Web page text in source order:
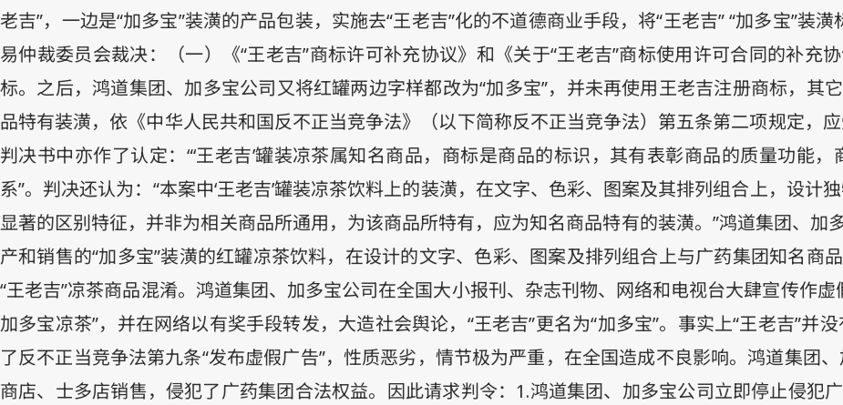
老吉”，一边是“加多宝”装潢的产品包装，实施去“王老吉”化的不道德商业手段，将“王老吉” “加多宝”装潢
易仲裁委员会裁决：（一）《“王老吉”商标许可补充协议》和《关于“王老吉”商标使用许可合同的补充
标。之后，鸿道集团、加多宝公司又将红罐两边字样都改为“加多宝”，并未再使用王老吉注册商标，其
品特有装潢，依《中华人民共和国反不正当竞争法》（以下简称反不正当竞争法）第五条第二项规定，
判决书中亦作了认定：“‘王老吉’罐装凉茶属知名商品，商标是商品的标识，其有表彰商品的质量功能
系”。判决还认为：“本案中‘王老吉’罐装凉茶饮料上的装潢，在文字、色彩、图案及其排列组合上，设
显著的区别特征，并非为相关商品所通用，为该商品所特有，应为知名商品特有的装潢。”鸿道集团、加
产和销售的“加多宝”装潢的红罐凉茶饮料，在设计的文字、色彩、图案及排列组合上与广药集团知名商
“王老吉”凉茶商品混淆。鸿道集团、加多宝公司在全国大小报刊、杂志刊物、网络和电视台大肆宣传作虚
加多宝凉茶”，并在网络以有奖手段转发，大造社会舆论，“王老吉”更名为“加多宝”。事实上“王老吉”并
了反不正当竞争法第九条“发布虚假广告”，性质恶劣，情节极为严重，在全国造成不良影响。鸿道集团
商店、士多店销售，侵犯了广药集团合法权益。因此请求判令： 1.鸿道集团、加多宝公司立即停止侵犯